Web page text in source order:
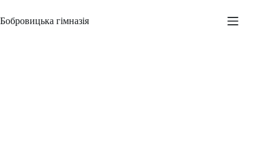
до
вмісту
Бобровицька гімназія